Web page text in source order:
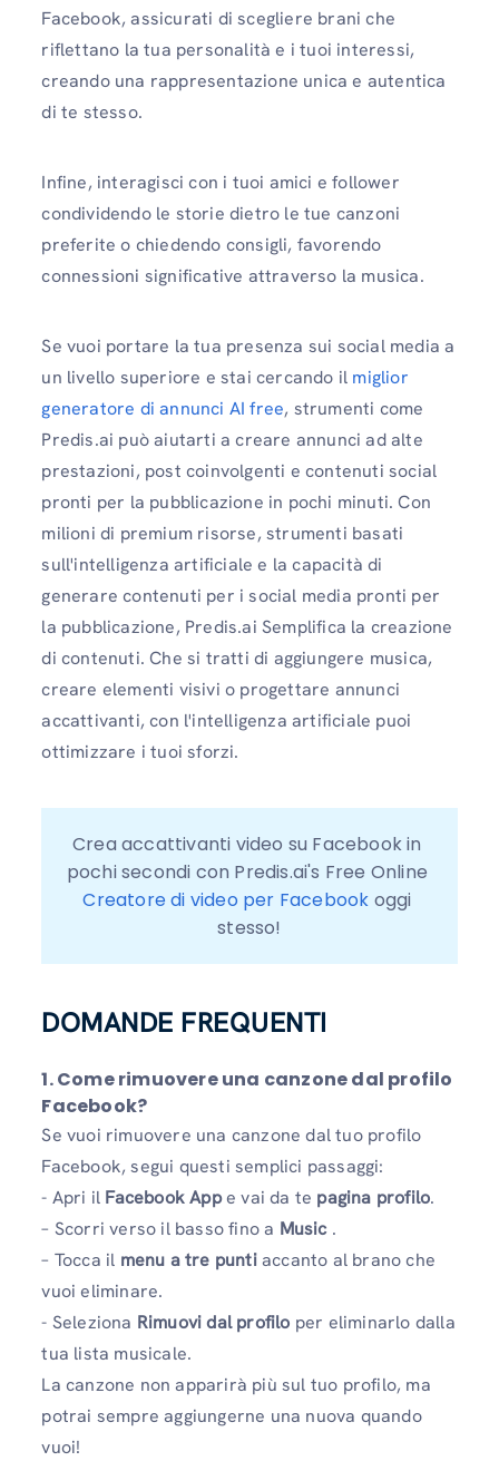
Facebook, assicurati di scegliere brani che
riflettano la tua personalità e i tuoi interessi,
creando una rappresentazione unica e autentica
di te stesso.
Infine, interagisci con i tuoi amici e follower
condividendo le storie dietro le tue canzoni
preferite o chiedendo consigli, favorendo
connessioni significative attraverso la musica.
Se vuoi portare la tua presenza sui social media a
un livello superiore e stai cercando il miglior
generatore di annunci AI free, strumenti come
Predis.ai può aiutarti a creare annunci ad alte
prestazioni, post coinvolgenti e contenuti social
pronti per la pubblicazione in pochi minuti. Con
milioni di premium risorse, strumenti basati
sull'intelligenza artificiale e la capacità di
generare contenuti per i social media pronti per
la pubblicazione, Predis.ai Semplifica la creazione
di contenuti. Che si tratti di aggiungere musica,
creare elementi visivi o progettare annunci
accattivanti, con l'intelligenza artificiale puoi
ottimizzare i tuoi sforzi.
Crea accattivanti video su Facebook in
Creatore di video per Facebook oggi
stesso!
DOMANDE FREQUENTI
1. Come rimuovere una canzone dal profilo
Facebook?
Se vuoi rimuovere una canzone dal tuo profilo
Facebook, segui questi semplici passaggi:
- Apri il Facebook Appe vai da te pagina profilo.
– Scorri verso il basso fino a Music.
– Tocca il menu a tre puntiaccanto al brano che
vuoi eliminare.
- Seleziona Rimuovi dal profilo per eliminarlo dalla
tua lista musicale.
La canzone non apparirà più sul tuo profilo, ma
potrai sempre aggiungerne una nuova quando
vuoi!